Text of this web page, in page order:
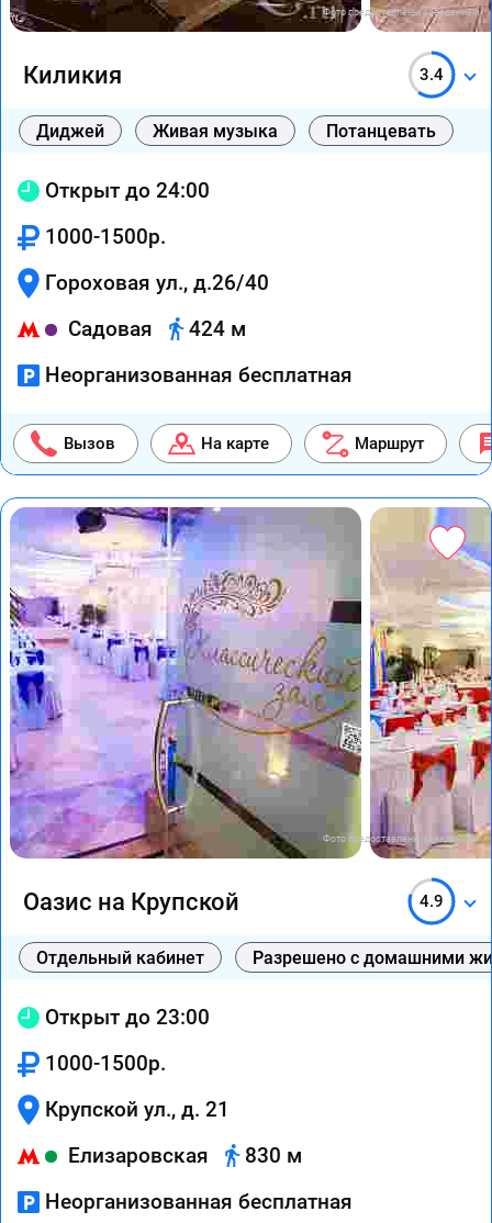
Фото предоставлены заведением
Киликия 3.4
Диджей Живая музыка Потанцевать
Открыт до 24:00
1000-1500р.
Гороховая ул., д.26/40
Садовая
424 м
Неорганизованная бесплатная
Вызов На карте Маршрут
Фото предоставлены заведением
Оазис на Крупской 4.9
Отдельный кабинет Разрешено с домашними
Открыт до 23:00
1000-1500р.
Крупской ул., д. 21
Елизаровская
830 м
Неорганизованная бесплатная